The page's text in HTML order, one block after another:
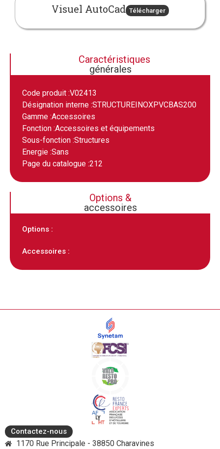
Visuel AutoCad Télécharger
Caractéristiques
générales
Code produit :V02413
Désignation interne :STRUCTUREINOXPVCBAS200
Gamme :Accessoires
Fonction :Accessoires et équipements
Sous-fonction :Structures
Energie :Sans
Page du catalogue :212
Options &
accessoires
Options :
Accessoires :
Contactez-nous
1170 Rue Principale - 38850 Charavines